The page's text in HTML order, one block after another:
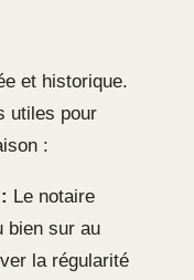
et historique.
utiles pour
:
Le notaire
bien sur au
la régularité